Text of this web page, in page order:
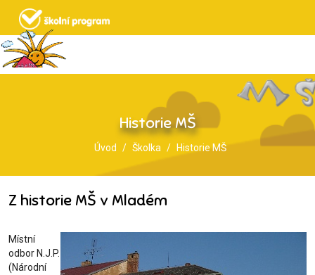
Historie MŠ
Úvod Školka Historie MŠ
Z historie MŠ v Mladém
Místní
odbor N.J.P.
(Národní